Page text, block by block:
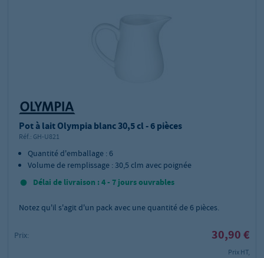
Pot à lait Olympia blanc 30,5 cl - 6 pièces
Réf.: GH-U821
Quantité d'emballage : 6
Volume de remplissage : 30,5 clm avec poignée
Délai de livraison : 4 - 7 jours ouvrables
Notez qu'il s'agit d'un pack avec une quantité de 6 pièces.
Prix: 30,90 €
Prix HT,